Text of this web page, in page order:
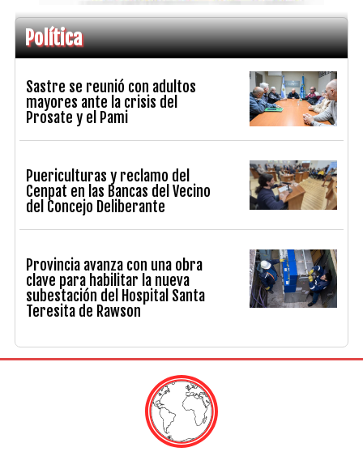
Política
Sastre se reunió con adultos
mayores ante la crisis del
Prosate y el Pami
Puericulturas y reclamo del
Cenpat en las Bancas del Vecino
del Concejo Deliberante
Provincia avanza con una obra
clave para habilitar la nueva
subestación del Hospital Santa
Teresita de Rawson